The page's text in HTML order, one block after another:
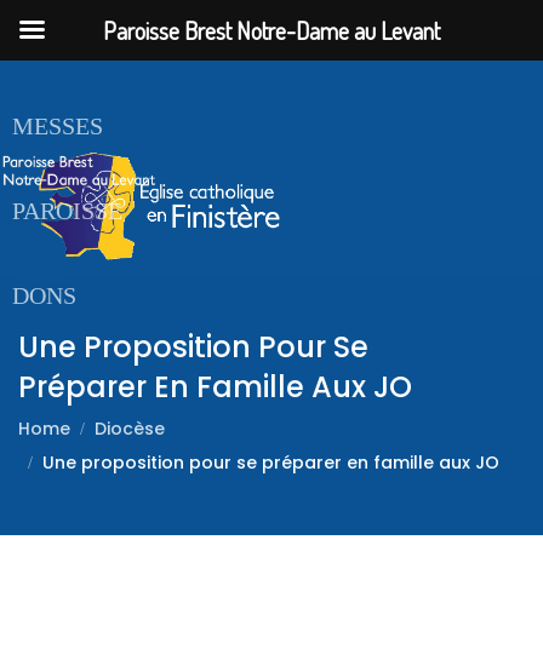
ACCUEIL
MESSES
PAROISSE
DONS
Une Proposition Pour Se
Préparer En Famille Aux JO
Home
Diocèse
Une proposition pour se préparer en famille aux JO
Paroisse Brest Notre-Dame au Levant